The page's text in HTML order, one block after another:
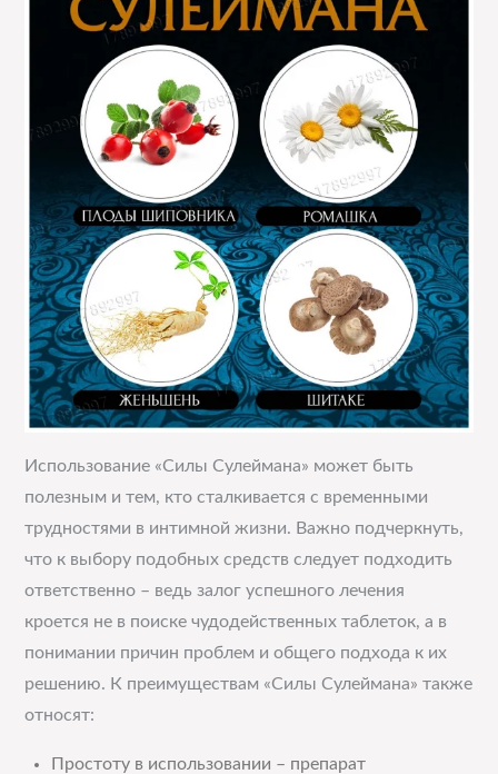
Использование «Силы Сулеймана» может быть
полезным и тем, кто сталкивается с временными
трудностями в интимной жизни. Важно подчеркнуть,
что к выбору подобных средств следует подходить
ответственно – ведь залог успешного лечения
кроется не в поиске чудодейственных таблеток, а в
понимании причин проблем и общего подхода к их
решению. К преимуществам «Силы Сулеймана» также
относят:
Простоту в использовании – препарат